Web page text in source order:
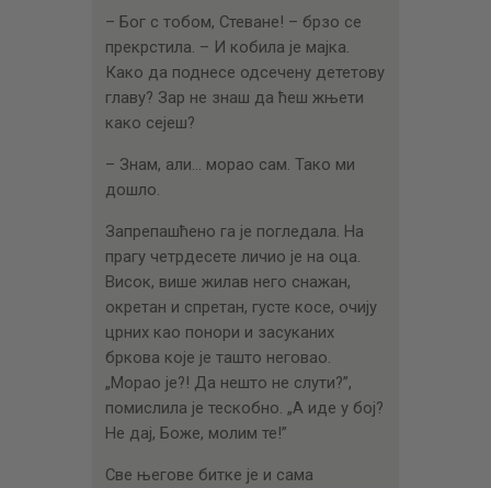
– Бог с тобом, Стеване! – брзо се
прекрстила. – И кобила је мајка.
Како да поднесе одсечену дететову
главу? Зар не знаш да ћеш жњети
како сејеш?
– Знам, али… морао сам. Тако ми
дошло.
Запрепашћено га је погледала. На
прагу четрдесете личио је на оца.
Висок, више жилав него снажан,
окретан и спретан, густе косе, очију
црних као понори и засуканих
бркова које је ташто неговао.
„Морао је?! Да нешто не слути?”,
помислила је тескобно. „А иде у бој?
Не дај, Боже, молим те!”
Све његове битке је и сама